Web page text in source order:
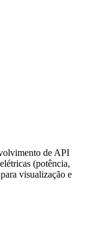
de API
(potência,
visualização e